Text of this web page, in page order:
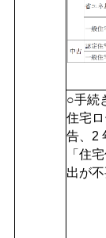
○手続
住宅
告、2
「住
出が